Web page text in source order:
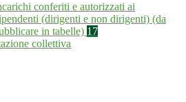
conferiti e autorizzati ai
(dirigenti e non dirigenti) (da
in tabelle) 17
collettiva